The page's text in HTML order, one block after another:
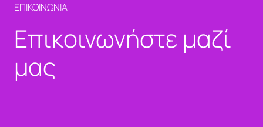
ΕΠΙΚΟΙΝΩΝΙΑ
Επικοινωνήστε μαζί
μας